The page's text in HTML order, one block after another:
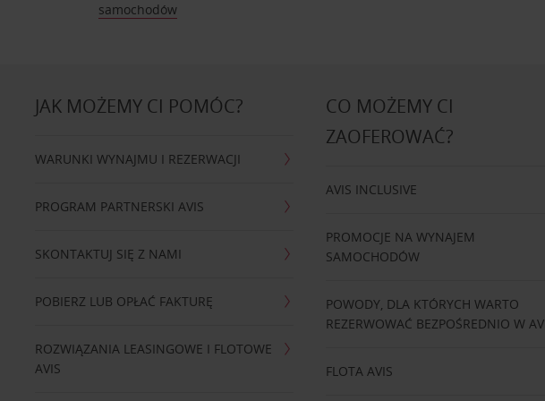
samochodów
JAK MOŻEMY CI POMÓC?
WARUNKI WYNAJMU I REZERWACJI
PROGRAM PARTNERSKI AVIS
SKONTAKTUJ SIĘ Z NAMI
POBIERZ LUB OPŁAĆ FAKTURĘ
ROZWIĄZANIA LEASINGOWE I FLOTOWE
AVIS
CO MOŻEMY CI
ZAOFEROWAĆ?
AVIS INCLUSIVE
PROMOCJE NA WYNAJEM
SAMOCHODÓW
POWODY, DLA KTÓRYCH WARTO
REZERWOWAĆ BEZPOŚREDNIO W
FLOTA AVIS